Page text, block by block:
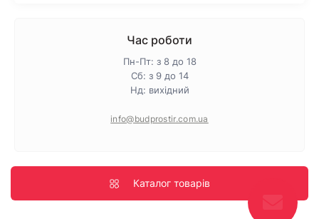
Гарантія та повернення
Політика конфіденційності
Час роботи
Пн-Пт: з 8 до 18
Сб: з 9 до 14
Нд: вихідний
info@budprostir.com.ua
Каталог товарів